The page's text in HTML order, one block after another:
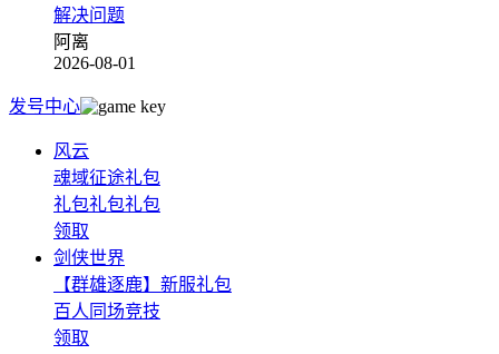
解决问题
阿离
2026-08-01
发号中心
风云
魂域征途礼包
礼包礼包礼包
领取
剑侠世界
【群雄逐鹿】新服礼包
百人同场竞技
领取